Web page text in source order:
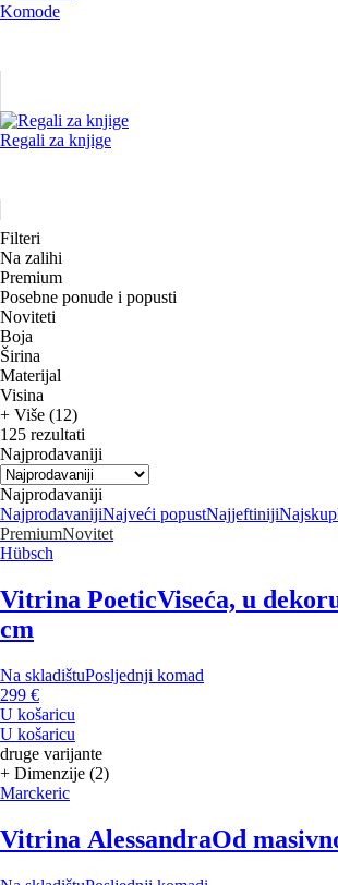
Komode
Regali za knjige
Filteri
Na zalihi
Premium
Posebne ponude i popusti
Noviteti
Boja
Širina
Materijal
Visina
+ Više (12)
125 rezultati
Najprodavaniji
Najprodavaniji
NajprodavanijiNajveći popustNajjeftiniji
PremiumNovitet
Hübsch
Vitrina PoeticViseća, u
cm
Na skladištuPosljednji komad
299 €
U košaricu
U košaricu
druge varijante
+ Dimenzije (2)
Marckeric
Vitrina AlessandraOd